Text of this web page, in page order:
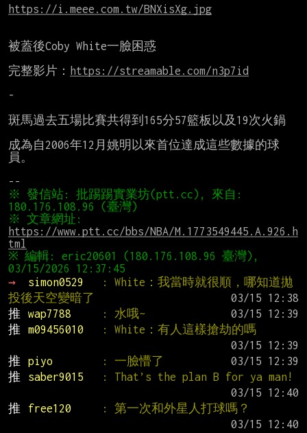
https://i.meee.com.tw/BNXisXg.jpg
被蓋後Coby White一臉困惑
完整影片：
https://streamable.com/n3p7id
-
斑馬過去五場比賽共得到165分57籃板以及19次火鍋
成為自2006年12月姚明以來首位達成這些數據的球
員。
※ 發信站: 批踢踢實業坊(ptt.cc), 來自:
https://www.ptt.cc/bbs/NBA/M.1773549445.A.926.h
tml
※ 編輯: eric20601 (180.176.108.96 臺灣),
→
simon0529
: White：我當時就很順，哪知道拋
投後天空變暗了
推
wap7788 : 水哦~
推
m09456010
: White：有人這樣搶劫的嗎
推
piyo : 一臉懵了
推
saber9015
: That’s the plan B for ya man!
推
free120
: 第一次和外星人打球嗎？